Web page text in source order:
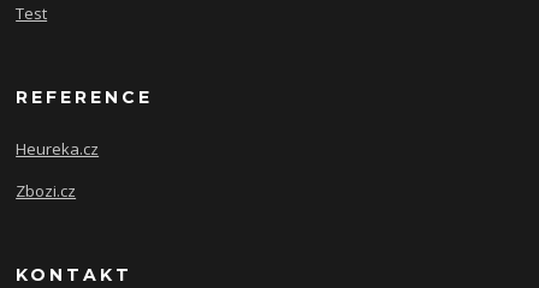
Test
REFERENCE
Heureka.cz
Zbozi.cz
KONTAKT